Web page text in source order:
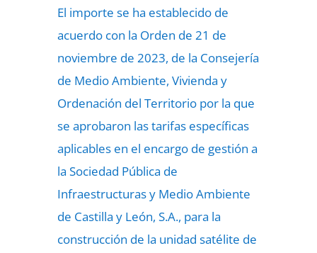
El importe se ha establecido de
acuerdo con la Orden de 21 de
noviembre de 2023, de la Consejería
de Medio Ambiente, Vivienda y
Ordenación del Territorio por la que
se aprobaron las tarifas específicas
aplicables en el encargo de gestión a
la Sociedad Pública de
Infraestructuras y Medio Ambiente
de Castilla y León, S.A., para la
construcción de la unidad satélite de